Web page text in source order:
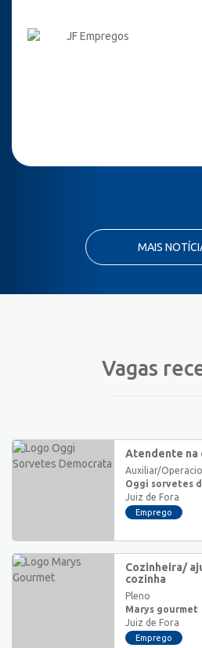
JF Empregos
MAIS
Vagas
Atendente na
Auxiliar/
Oggi sorvetes
Juiz de Fora
Emprego
Cozinheira/
cozinha
Pleno
Marys gourmet
Juiz de Fora
Emprego